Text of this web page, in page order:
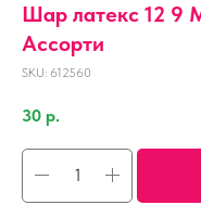
Шар латекс 12 9
Ассорти
SKU: 612560
30 р.